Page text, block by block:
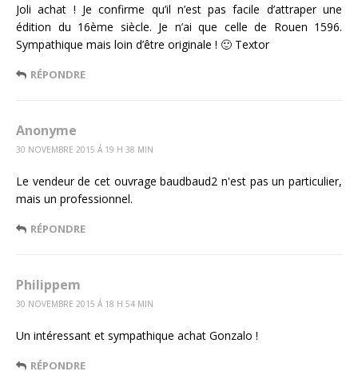
Joli achat ! Je confirme qu’il n’est pas facile d’attraper une
édition du 16ème siècle. Je n’ai que celle de Rouen 1596.
Sympathique mais loin d’être originale ! 🙂 Textor
RÉPONDRE
Anonyme
30 NOVEMBRE 2015 Á 19 H 38 MIN
Le vendeur de cet ouvrage baudbaud2 n'est pas un particulier,
mais un professionnel.
RÉPONDRE
Philippem
30 NOVEMBRE 2015 Á 18 H 54 MIN
Un intéressant et sympathique achat Gonzalo !
RÉPONDRE